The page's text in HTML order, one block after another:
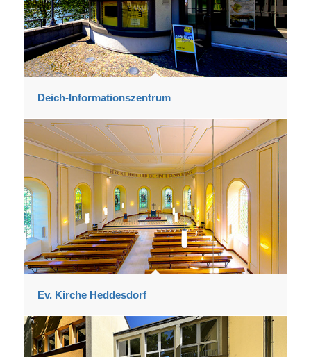
Deich-Informationszentrum
Ev. Kirche Heddesdorf